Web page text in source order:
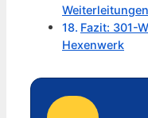
Weiterleitungen
Fazit: 301-
Hexenwerk